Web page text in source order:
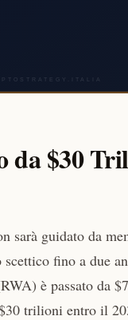
$30
sarà guidato da
fino a due
è passato da
trilioni entro il